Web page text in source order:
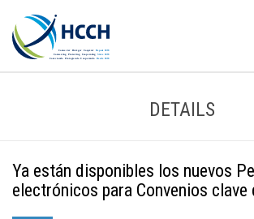
DETAILS
Ya están disponibles los nuevos
electrónicos para Convenios clave